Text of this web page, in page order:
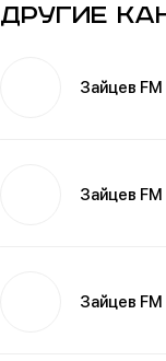
Другие
Зайцев FM
Зайцев FM
Зайцев